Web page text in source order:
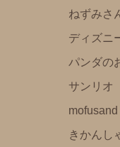
強冷感ポンチョ
刺繡ペンポーチ
ブロックカレンダー
おかおきんちゃく
Baby Set (ビブとソ
ねずみさ
ディズニ
パンダの
サンリオ
mofusand
きかんし